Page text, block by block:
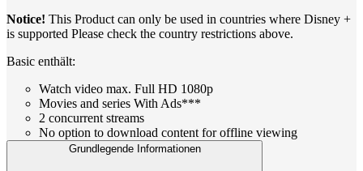
Notice! This Product can only be used in countries where Disney +
is supported Please check the country restrictions above.
Basic enthält:
Watch video max. Full HD 1080p
Movies and series With Ads***
2 concurrent streams
No option to download content for offline viewing
Grundlegende Informationen